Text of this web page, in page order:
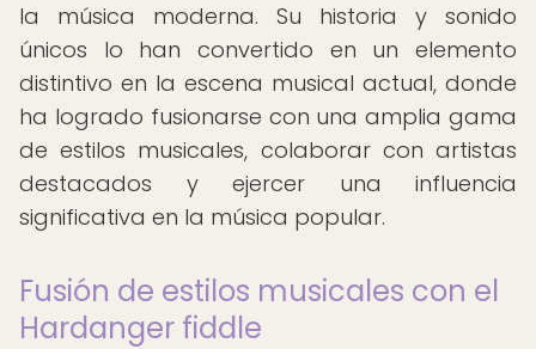
la música moderna. Su historia y sonido
únicos lo han convertido en un elemento
distintivo en la escena musical actual, donde
ha logrado fusionarse con una amplia gama
de estilos musicales, colaborar con artistas
destacados y ejercer una influencia
significativa en la música popular.
Fusión de estilos musicales con el
Hardanger fiddle